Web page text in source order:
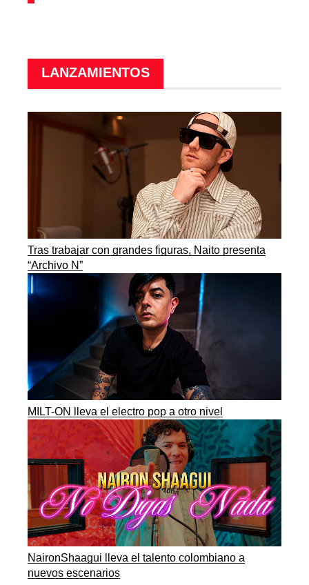
LANZAMIENTOS
Tras trabajar con grandes figuras, Naito presenta
“Archivo N”
MILT-ON lleva el electro pop a otro nivel
NaironShaagui lleva el talento colombiano a
nuevos escenarios